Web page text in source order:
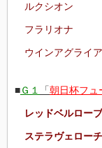
ルクシオ
フラリオ
ウインアグライ
■Ｇ１ 「朝日杯フュ
レッドベルロー
ステラヴェロー